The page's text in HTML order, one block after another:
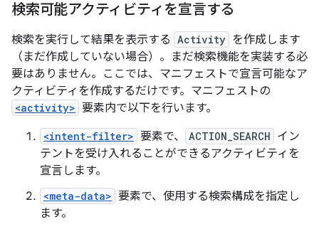
検索可能アクティビティを宣言する
検索を実行して結果を表示する Activity を作成します
（まだ作成していない場合）。まだ検索機能を実装する必
要はありません。ここでは、マニフェストで宣言可能なア
クティビティを作成するだけです。マニフェストの
<activity> 要素内で以下を行います。
<intent-filter> 要素で、 ACTION_SEARCH イン
テントを受け入れることができるアクティビティを
宣言します。
<meta-data> 要素で、使用する検索構成を指定し
ます。